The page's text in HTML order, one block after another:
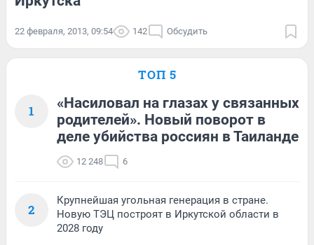
22 февраля, 2013, 09:54 142 Обсудить
ТОП 5
1
«Насиловал на глазах у связанных
родителей». Новый поворот в
деле убийства россиян в Таиланде
12 248 6
2
Крупнейшая угольная генерация в стране.
Новую ТЭЦ построят в Иркутской области в
2028 году